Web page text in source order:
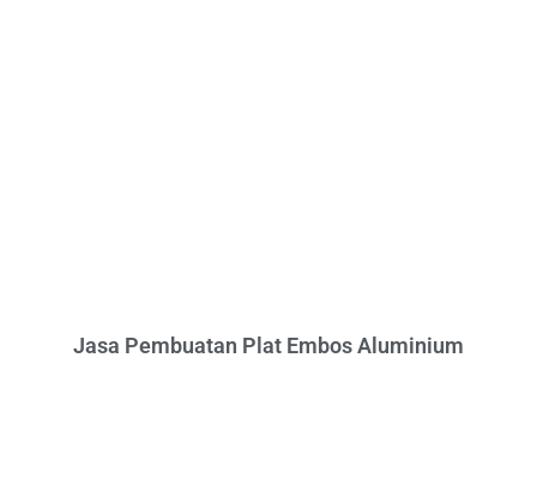
Jasa Pembuatan Plat Embos Aluminium